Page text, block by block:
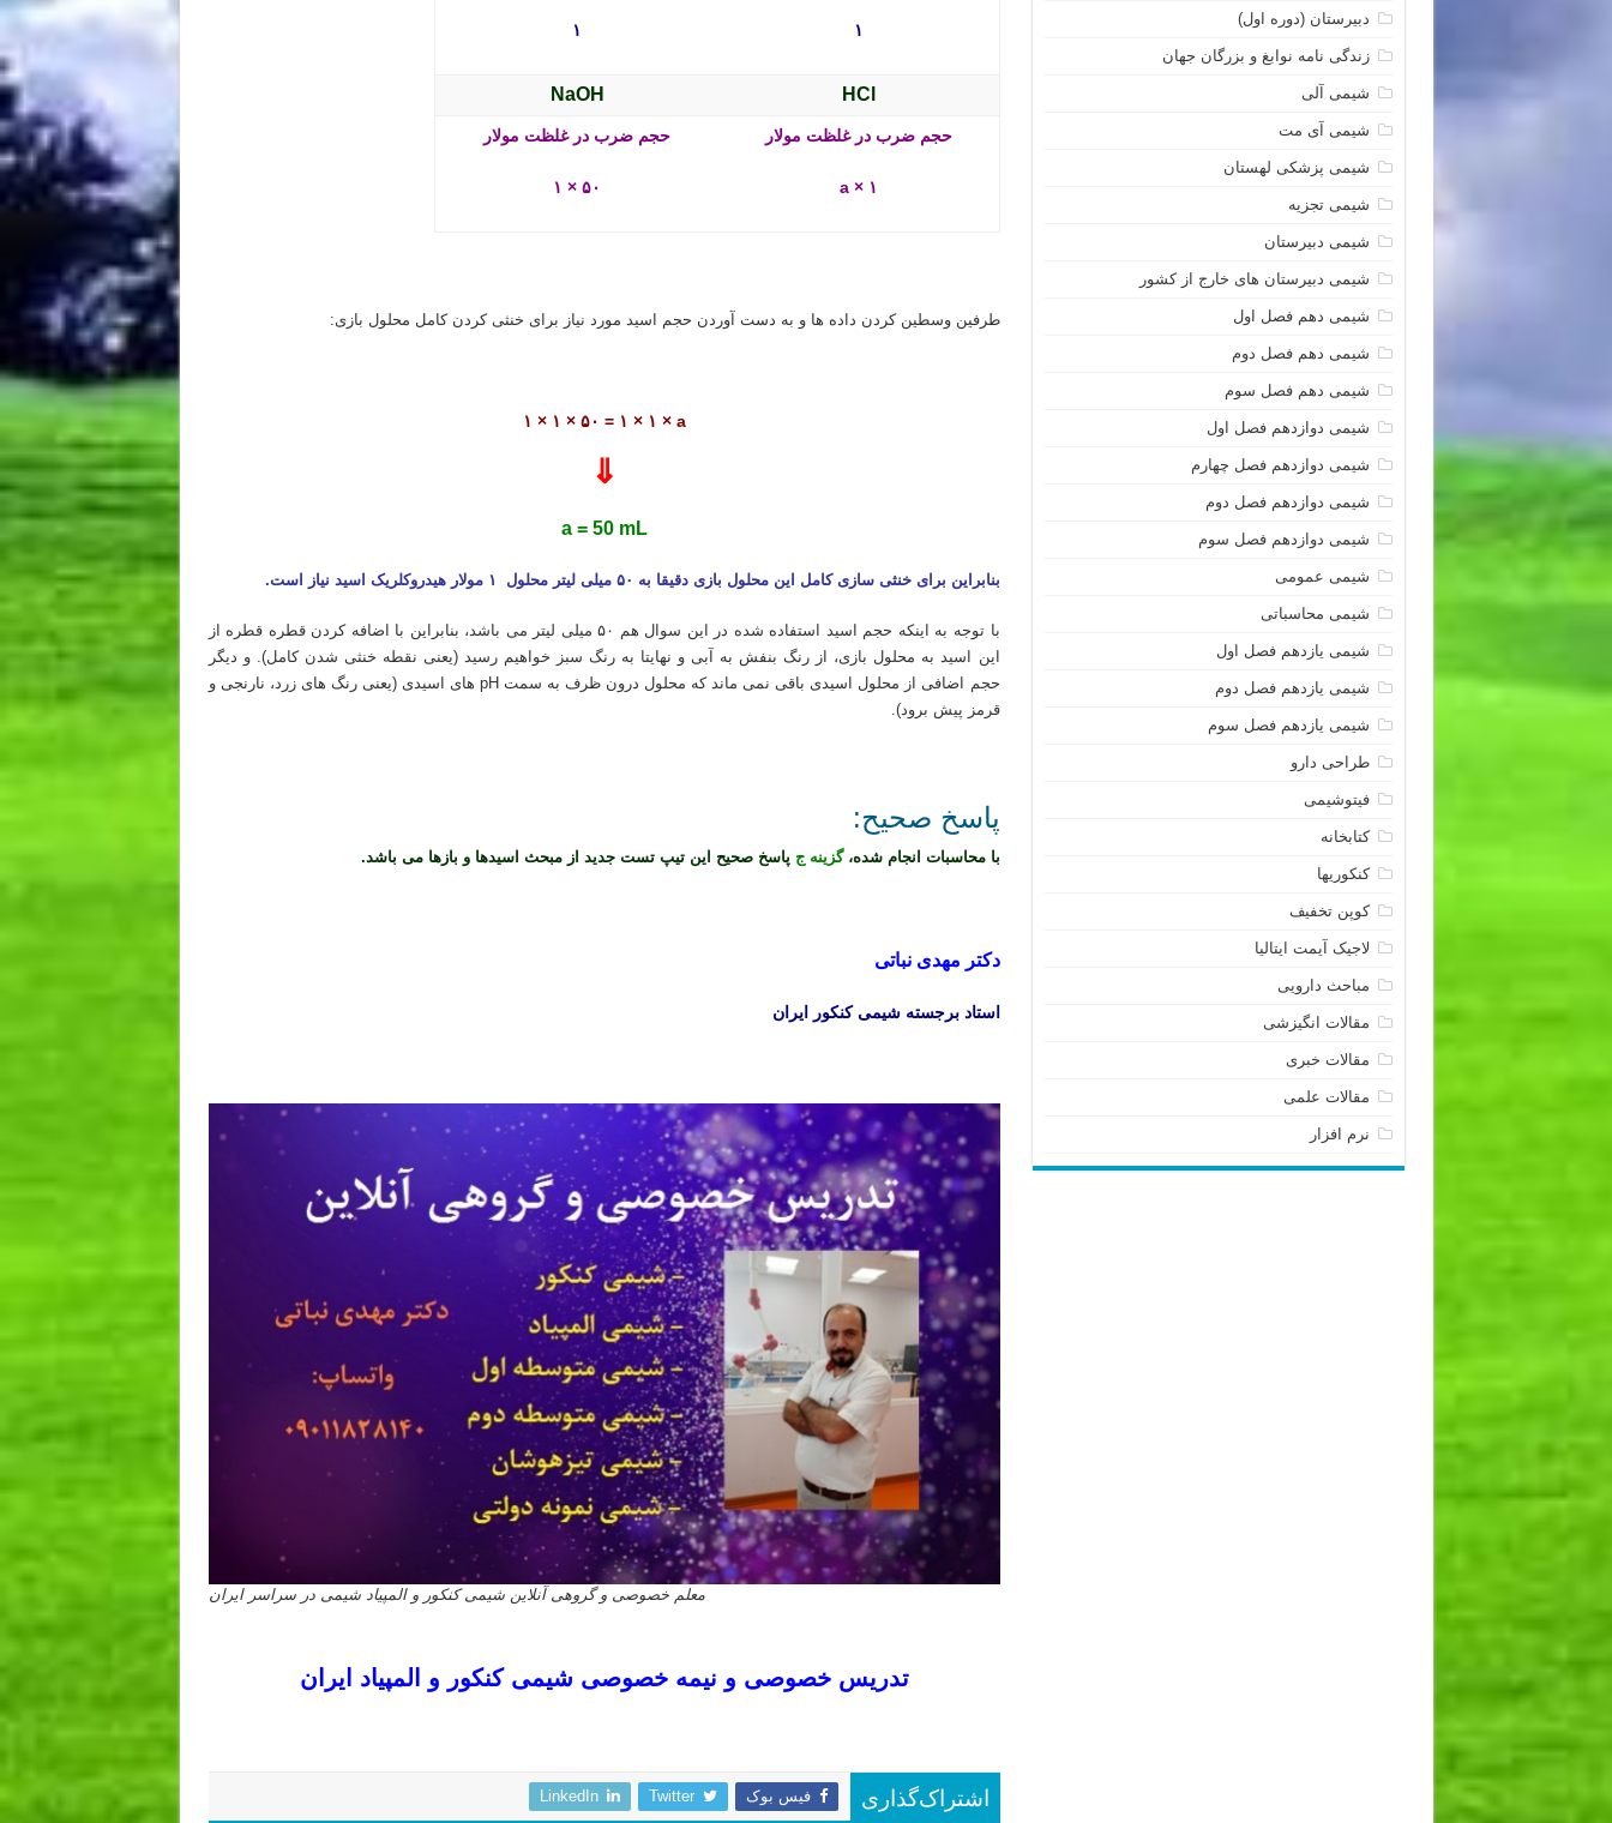
۱ ۱
HCl
NaOH
حجم ضرب در غلظت مولار
a × ۱
حجم ضرب در غلظت مولار
۵۰ × ۱
طرفین وسطین کردن داده ها و به دست آوردن حجم اسید مورد نیاز برای خنثی کردن کامل محلول بازی:
۱ × ۱ × ۵۰ = ۱ × ۱ × a
⇓
a = 50 mL
بنابراین برای خنثی سازی کامل این محلول بازی دقیقا به ۵۰ میلی لیتر محلول ۱ مولار هیدروکلریک اسید نیاز است.
با توجه به اینکه حجم اسید استفاده شده در این سوال هم ۵۰ میلی لیتر می باشد، بنابراین با اضافه کردن قطره قطره از
این اسید به محلول بازی، از رنگ بنفش به آبی و نهایتا به رنگ سبز خواهیم رسید (یعنی نقطه خنثی شدن کامل). و دیگر
حجم اضافی از محلول اسیدی باقی نمی ماند که محلول درون ظرف به سمت pH های اسیدی (یعنی رنگ های زرد، نارنجی و
قرمز پیش برود).
پاسخ صحیح:
با محاسبات انجام شده،گزینه ج پاسخ صحیح این تیپ تست جدید از مبحث اسیدها و بازها می باشد.
دکتر مهدی نباتی
استاد برجسته شیمی کنکور ایران
معلم خصوصی و گروهی آنلاین شیمی کنکور و المپیاد شیمی در سراسر ایران
تدریس خصوصی و نیمه خصوصی شیمی کنکور و المپیاد ایران
اشتراک‌گذاری فیس بوک Twitter
LinkedIn
دبیرستان (دوره اول)
زندگی نامه نوابغ و بزرگان جهان
شیمی آلی
شیمی آی مت
شیمی پزشکی لهستان
شیمی تجزیه
شیمی دبیرستان
شیمی دبیرستان های خارج از کشور
شیمی دهم فصل اول
شیمی دهم فصل دوم
شیمی دهم فصل سوم
شیمی دوازدهم فصل اول
شیمی دوازدهم فصل چهارم
شیمی دوازدهم فصل دوم
شیمی دوازدهم فصل سوم
شیمی عمومی
شیمی محاسباتی
شیمی یازدهم فصل اول
شیمی یازدهم فصل دوم
شیمی یازدهم فصل سوم
طراحی دارو
فیتوشیمی
کتابخانه
کنکوریها
کوپن تخفیف
لاجیک آیمت ایتالیا
مباحث دارویی
مقالات انگیزشی
مقالات خبری
مقالات علمی
نرم افزار